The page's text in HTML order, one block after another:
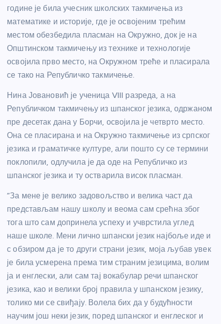
године је била учесник школских такмичења из
математике и историје, где је освојеним трећим
местом обезбедила пласман на Окружно, док је на
Општинском такмичењу из технике и технологије
освојила прво место, на Окружном треће и пласирала
се тако на Републичко такмичење.
Нина Јовановић је ученица VIII разреда, а на
Републичком такмичењу из шпанског језика, одржаном
пре десетак дана у Борчи, освојила је четврто место.
Она се пласирана и на Окружно такмичење из српског
језика и граматичке културе, али пошто су се термини
поклопили, одлучила је да оде на Републичко из
шпанског језика и ту остварила висок пласман.
“За мене је велико задовољство и велика част да
представљам нашу школу и веома сам срећна због
тога што сам допринела успеху и учврстила углед
наше школе. Мени лично шпански језик најбоље иде и
с обзиром да је то други страни језик, моја љубав увек
је била усмерена према тим страним језицима, волим
ја и енглески, али сам тај вокабулар речи шпанског
језика, као и велики број правила у шпанском језику,
толико ми се свиђају. Волела бих да у будућности
научим још неки језик, поред шпанског и енглеског и